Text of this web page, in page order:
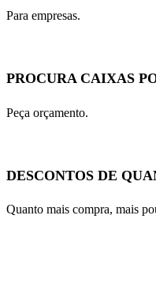
Para empresas.
PROCURA CAIXAS
Peça orçamento.
DESCONTOS DE
Quanto mais compra, mais